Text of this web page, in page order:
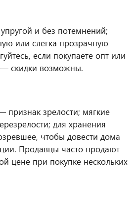
и без потемнений;
или слегка прозрачную
если покупаете опт или
скидки возможны.
признак зрелости; мягкие
для хранения
чтобы довести дома
Продавцы часто продают
цене при покупке нескольких